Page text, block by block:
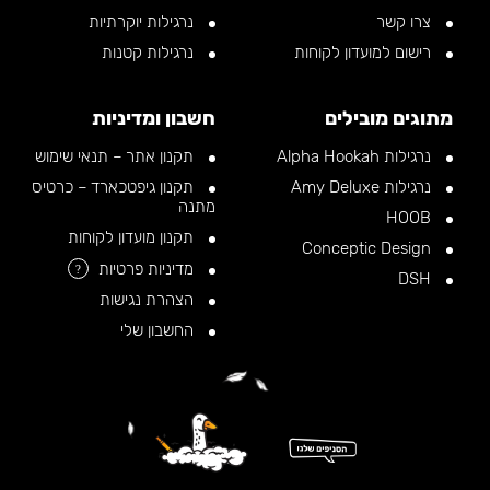
צרו קשר
רישום למועדון לקוחות
נרגילות יוקרתיות
נרגילות קטנות
מתוגים מובילים
נרגילות Alpha Hookah
נרגילות Amy Deluxe
חשבון ומדיניות
תקנון אתר – תנאי שימוש
תקנון גיפטכארד – כרטיס
מתנה
תקנון מועדון לקוחות
מדיניות פרטיות
?
הצהרת נגישות
החשבון שלי